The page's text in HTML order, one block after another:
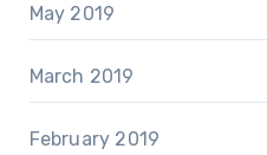
May 2019
March 2019
February 2019